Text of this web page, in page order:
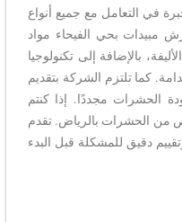
في التعامل مع جميع أنواع
مبيدات بحي الفيحاء مواد
بالإضافة إلى تكنولوجيا
كما تلتزم الشركة بتقديم
الحشرات مجددًا. إذا كنتم
من الحشرات بالرياض. تقدم
دقيق للمشكلة قبل البدء